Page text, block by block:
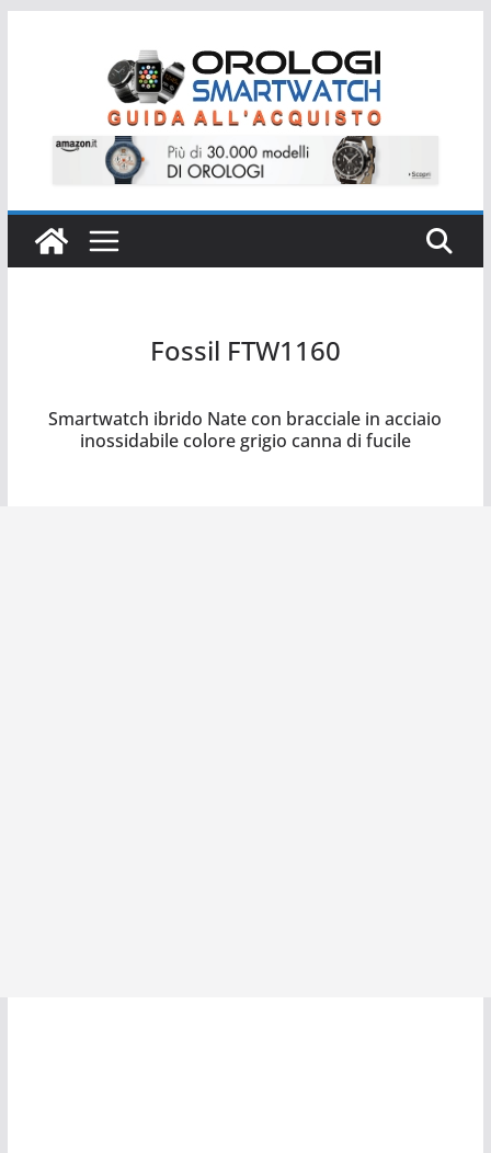
Fossil FTW1160
Smartwatch ibrido Nate con bracciale in acciaio
inossidabile colore grigio canna di fucile